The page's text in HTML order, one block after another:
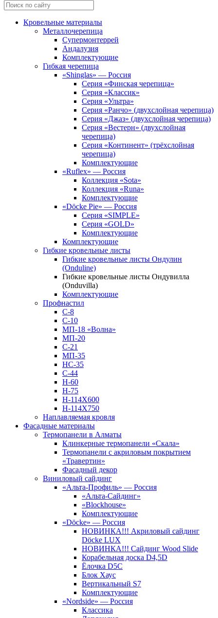
Кровельные материалы
Металлочерепица
Супермонтеррей
Андалузия
Комплектующие
Гибкая черепица
«Shinglas» — Россия
Серия «Финская черепица»
Серия «Классик»
Серия «Ультра»
Серия «Ранчо» (двухслойная черепица)
Серия «Джаз» (двухслойная черепица)
Серия «Вестерн» (двухслойная
черепица)
Серия «Континент» (трёхслойная
черепица)
Комплектующие
«Ruflex» — Россия
Коллекция «Sota»
Коллекция «Runa»
Комплектующие
«Döcke Pie» — Россия
Серия «SIMPLE»
Серия «GOLD»
Комплектующие
Комплектующие
Гибкие кровельные листы
Гибкие кровельные листы Ондулин
(Onduline)
Гибкие кровельные листы Ондувилла
(Onduvilla)
Комплектующие
Профнастил
С-8
С-10
МП-18 «Волна»
МП-20
С-21
МП-35
НС-35
С-44
Н-60
Н-75
Н-114Х600
Н-114Х750
Наплавляемая кровля
Фасадные материалы
Термопанели в Алматы
Клинкерные термопанели «Скала»
Термопанели с акриловым покрытием
«Травертин»
Фасадный декор
Виниловый сайдинг
«Альта-Профиль» — Россия
«Альта-Сайдинг»
«Blockhouse»
Комплектующие
«Döcke» — Россия
НОВИНКА!!! Акриловый сайдинг
Döcke LUX
НОВИНКА!!! Сайдинг Wood Slide
Корабельная доска D4,5D
Ёлочка D5C
Блок Хаус
Вертикальный S7
Комплектующие
«Nordside» — Россия
Классика